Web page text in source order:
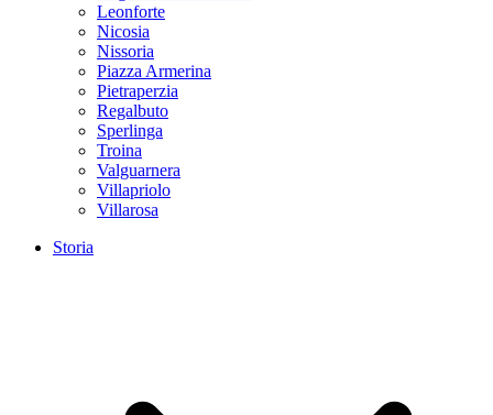
Leonforte
Nicosia
Nissoria
Piazza Armerina
Pietraperzia
Regalbuto
Sperlinga
Troina
Valguarnera
Villapriolo
Villarosa
Storia